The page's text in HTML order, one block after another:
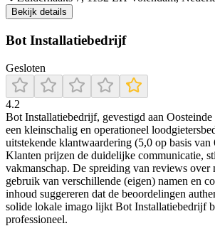
Bekijk details
Bot Installatiebedrijf
Gesloten
4.2
Bot Installatiebedrijf, gevestigd aan
een kleinschalig en operationeel
uitstekende klantwaardering (5,0 op basis van
Klanten prijzen de duidelijke communicatie,
vakmanschap. De spreiding van reviews over
gebruik van verschillende (eigen) namen en
inhoud suggereren dat de beoordelingen
solide lokale imago lijkt Bot Installatiebedrijf
professioneel.